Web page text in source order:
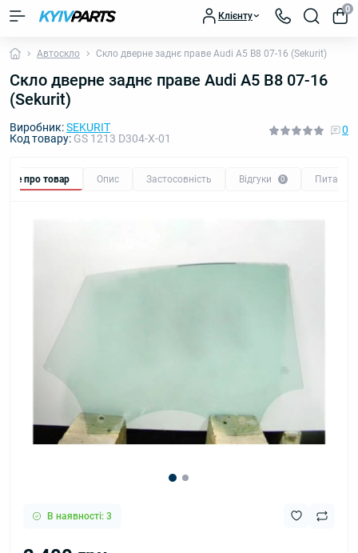
Клієнту
0
Автоскло Скло дверне заднє праве Audi A5 B8 07-16 (Sekurit)
Скло дверне заднє праве Audi A5 B8 07-16
(Sekurit)
Виробник:SEKURIT
Код товару: GS 1213 D304-X-01
0
Все про товар Опис Застосовність Відгуки 0 Питання
В наявності: 3